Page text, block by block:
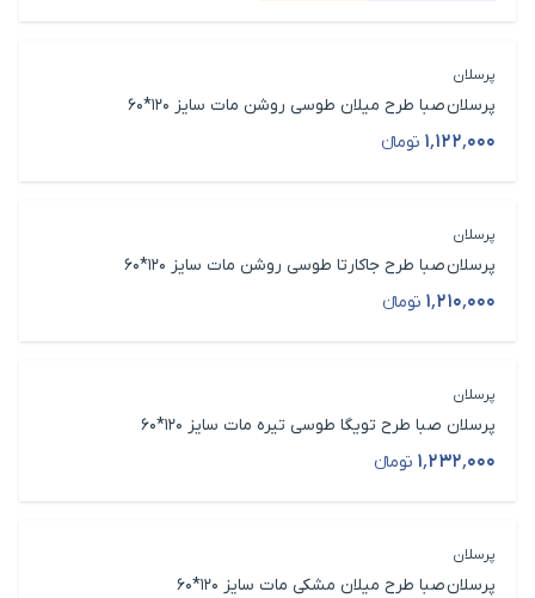
پرسلان
پرسلان صبا طرح میلان طوسی روشن مات سایز 120*60
۱٬۱۲۲٬۰۰۰ تومانء
قیمت محصول
پرسلان
پرسلان صبا طرح جاکارتا طوسی روشن مات سایز 120*60
۱٬۲۱۰٬۰۰۰ تومانء
قیمت محصول
پرسلان
پرسلان صبا طرح تویگا طوسی تیره مات سایز 120*60
۱٬۲۳۲٬۰۰۰ تومانء
قیمت محصول
پرسلان
پرسلان صبا طرح میلان مشکی مات سایز 120*60